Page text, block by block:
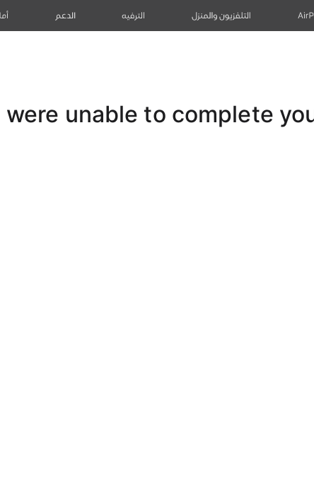
التلفزيون والمنزل الترفيه الدعم
were unable to complete